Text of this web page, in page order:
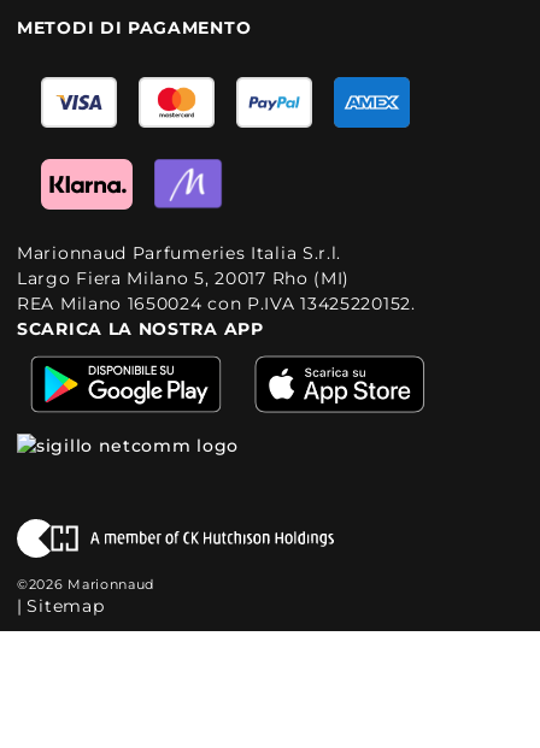
METODI DI PAGAMENTO
Marionnaud Parfumeries Italia S.r.l.
Largo Fiera Milano 5, 20017 Rho (MI)
REA Milano 1650024 con P.IVA 13425220152.
SCARICA LA NOSTRA APP
©2026 Marionnaud
| Sitemap